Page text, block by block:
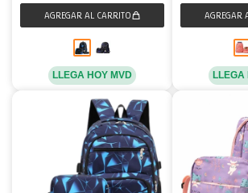
LLEGA HOY MVD LLEGA